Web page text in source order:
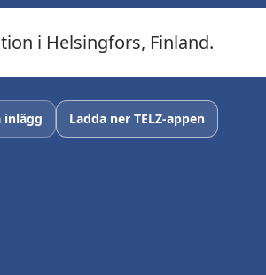
i Helsingfors, Finland.
inlägg Ladda ner TELZ-appen